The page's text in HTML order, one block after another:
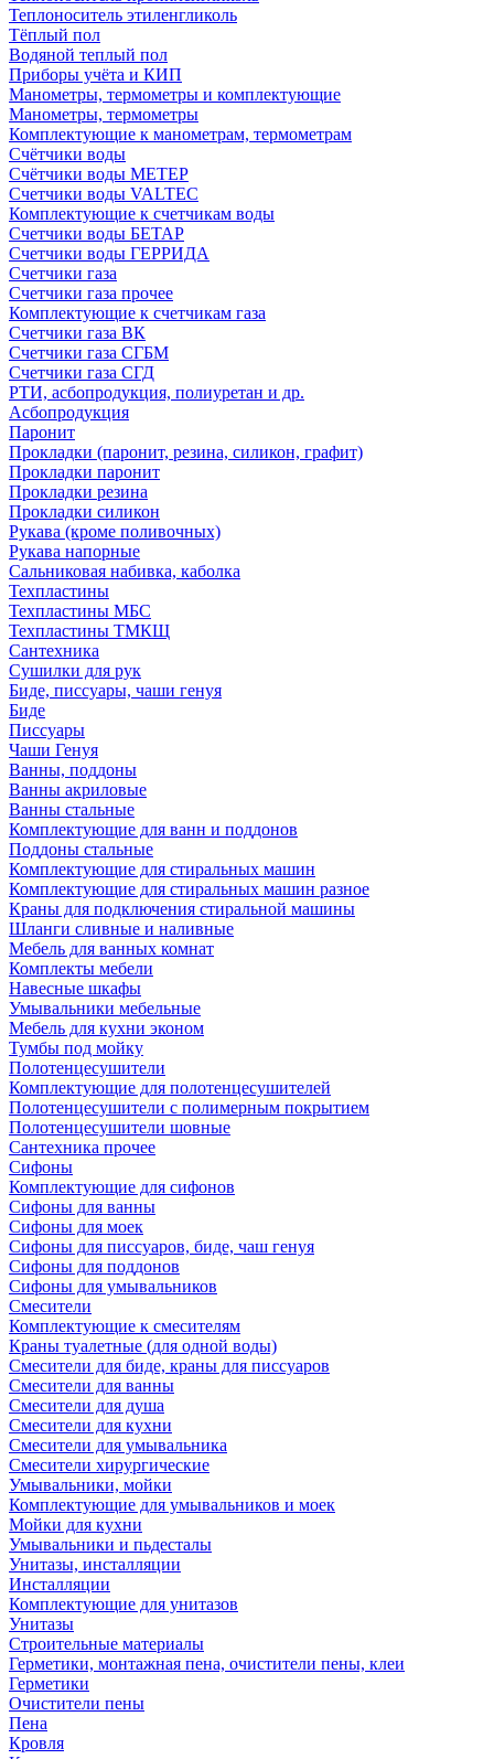
Теплоноситель этиленгликоль
Тёплый пол
Водяной теплый пол
Приборы учёта и КИП
Манометры, термометры и комплектующие
Манометры, термометры
Комплектующие к манометрам, термометрам
Счётчики воды
Счётчики воды МЕТЕР
Счетчики воды VALTEC
Комплектующие к счетчикам воды
Счетчики воды БЕТАР
Счетчики воды ГЕРРИДА
Счетчики газа
Счетчики газа прочее
Комплектующие к счетчикам газа
Счетчики газа ВК
Счетчики газа СГБМ
Счетчики газа СГД
РТИ, асбопродукция, полиуретан и др.
Асбопродукция
Паронит
Прокладки (паронит, резина, силикон, графит)
Прокладки паронит
Прокладки резина
Прокладки силикон
Рукава (кроме поливочных)
Рукава напорные
Сальниковая набивка, каболка
Техпластины
Техпластины МБС
Техпластины ТМКЩ
Сантехника
Сушилки для рук
Биде, писсуары, чаши генуя
Биде
Писсуары
Чаши Генуя
Ванны, поддоны
Ванны акриловые
Ванны стальные
Комплектующие для ванн и поддонов
Поддоны стальные
Комплектующие для стиральных машин
Комплектующие для стиральных машин разное
Краны для подключения стиральной машины
Шланги сливные и наливные
Мебель для ванных комнат
Комплекты мебели
Навесные шкафы
Умывальники мебельные
Мебель для кухни эконом
Тумбы под мойку
Полотенцесушители
Комплектующие для полотенцесушителей
Полотенцесушители с полимерным покрытием
Полотенцесушители шовные
Сантехника прочее
Сифоны
Комплектующие для сифонов
Сифоны для ванны
Сифоны для моек
Сифоны для писсуаров, биде, чаш генуя
Сифоны для поддонов
Сифоны для умывальников
Смесители
Комплектующие к смесителям
Краны туалетные (для одной воды)
Смесители для биде, краны для писсуаров
Смесители для ванны
Смесители для душа
Смесители для кухни
Смесители для умывальника
Смесители хирургические
Умывальники, мойки
Комплектующие для умывальников и моек
Мойки для кухни
Умывальники и пьдесталы
Унитазы, инсталляции
Инсталляции
Комплектующие для унитазов
Унитазы
Строительные материалы
Герметики, монтажная пена, очистители пены, клеи
Герметики
Очистители пены
Пена
Кровля